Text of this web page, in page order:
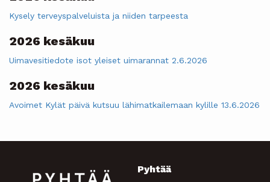
Kysely terveyspalveluista ja niiden tarpeesta
2026 kesäkuu
Uimavesitiedote isot yleiset uimarannat 2.6.2026
2026 kesäkuu
Avoimet Kylät päivä kutsuu lähimatkailemaan kylille 13.6.2026
Pyhtää